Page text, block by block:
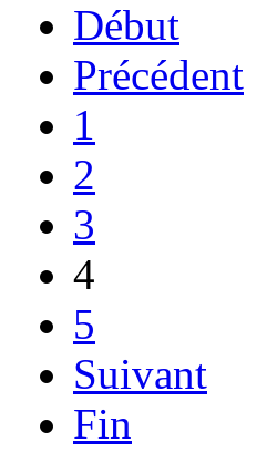
Début
Précédent
1
2
3
4
5
Suivant
Fin